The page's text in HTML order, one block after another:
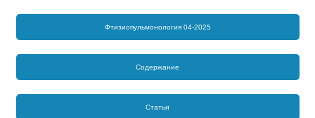
Фтизиопульмонология 04-2025
Содержание
Статьи